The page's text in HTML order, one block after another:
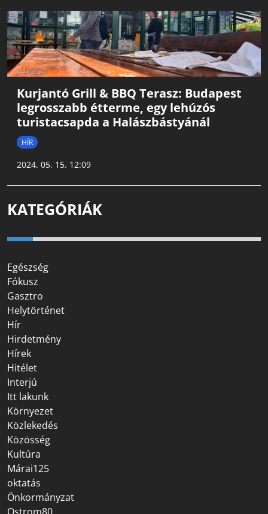
Kurjantó Grill & BBQ Terasz: Budapest
legrosszabb étterme, egy lehúzós
turistacsapda a Halászbástyánál
HÍR
2024. 05. 15. 12:09
KATEGÓRIÁK
Egészség
Fókusz
Gasztro
Helytörténet
Hír
Hirdetmény
Hírek
Hitélet
Interjú
Itt lakunk
Környezet
Közlekedés
Közösség
Kultúra
Márai125
oktatás
Önkormányzat